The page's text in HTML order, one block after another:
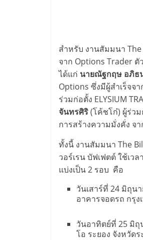
สำหรับ งานสัมมนา The
จาก Options Trader
ได้แก่ นายณัฐกฤษ อภิธ
Options ซึ่งมีผู้สำเร็จจ
ร่วมก่อตั้ง ELYSIUM
จันทรศิริ(โค้ชโก๋) ผู้ร่ว
การสร้างความมั่งคั่ง จ
ทั้งนี้ งานสัมมนา The
วอร์เรน บัฟเฟตต์ ใช้เว
แบ่งเป็น 2 รอบ คือ
วันเสาร์ที่ 24 มิถุน
อาคารจอดรถ กรุ
วันอาทิตย์ที่ 25 มิถุ
โอ ระยอง จังหวัดร